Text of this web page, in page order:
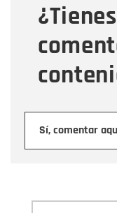
Sí, comentar
Mensaje